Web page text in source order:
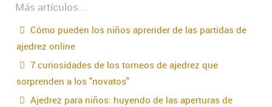
Más artículos...
Cómo pueden los niños aprender de las partidas de
ajedrez online
7 curiosidades de los torneos de ajedrez que
sorprenden a los "novatos"
Ajedrez para niños: huyendo de las aperturas de